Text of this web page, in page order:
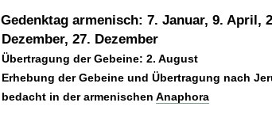
Gedenktag armenisch: 7. Januar, 9. April,
Dezember, 27. Dezember
Übertragung der Gebeine: 2. August
Erhebung der Gebeine und Übertragung nach
bedacht in der armenischen Anaphora